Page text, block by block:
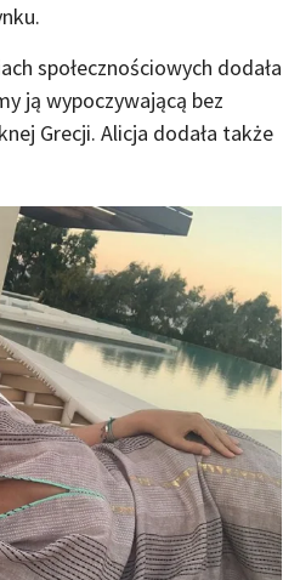
społecznościowych dodała
ją wypoczywającą bez
Grecji. Alicja dodała także